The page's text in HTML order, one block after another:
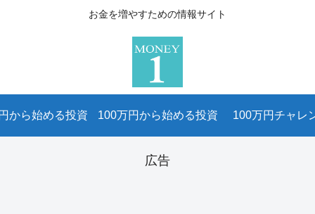
お金を増やすための情報サイト
から始める投資 100万円から始める投資 100万円チャレ
広告